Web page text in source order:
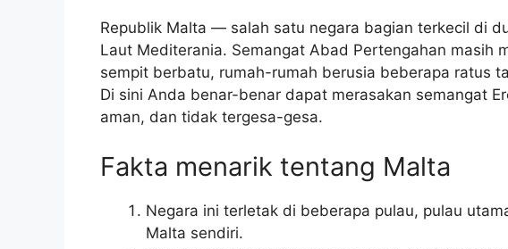
Republik Malta — salah satu negara bagian terkecil di
Laut Mediterania. Semangat Abad Pertengahan masih
sempit berbatu, rumah-rumah berusia beberapa ratus
Di sini Anda benar-benar dapat merasakan semangat
aman, dan tidak tergesa-gesa.
Fakta menarik tentang Malta
Negara ini terletak di beberapa pulau, pulau
Malta sendiri.